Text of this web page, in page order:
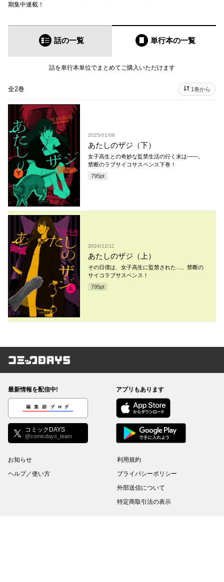
期集中連載！
話の一覧 単行本の一覧
話を単行本単位でまとめてご購入いただけます
全2巻 1巻から
2025/01/08
あたしのザジ（下）
女子高生との奇妙な監禁生活の行く末は——。
禁断のラブサイコサスペンス下巻！
795pt
2024/12/11
あたしのザジ（上）
その日僕は、女子高生に監禁された…。禁断の
サイコラブサスペンス！
795pt
コミックDAYS
最新情報を配信中!
編集部ブログ
コミックDAYS
@comicdays_team
アプリもあります
お知らせ
ヘルプ／使い方
利用規約
プライバシーポリシー
外部送信について
特定商取引法の表示